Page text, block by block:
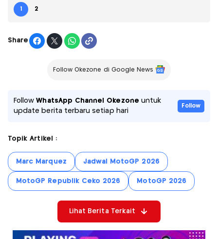
1 2
Share
Follow Okezone di Google News
FollowWhatsApp Channel Okezone untuk
update berita terbaru setiap hari
Follow
Topik Artikel :
Marc Marquez Jadwal MotoGP 2026
MotoGP Republik Ceko 2026 MotoGP 2026
Lihat Berita Terkait